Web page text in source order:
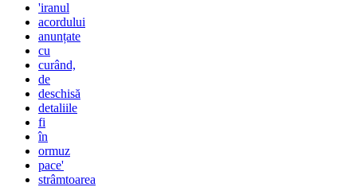
'iranul
acordului
anunțate
cu
curând,
de
deschisă
detaliile
fi
în
ormuz
pace'
strâmtoarea